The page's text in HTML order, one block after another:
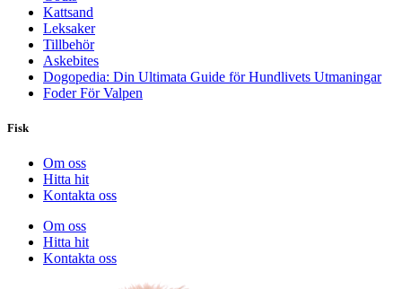
Kattsand
Leksaker
Tillbehör
Askebites
Dogopedia: Din Ultimata Guide för Hundlivets Utmaningar
Foder För Valpen
Fisk
Om oss
Hitta hit
Kontakta oss
Om oss
Hitta hit
Kontakta oss